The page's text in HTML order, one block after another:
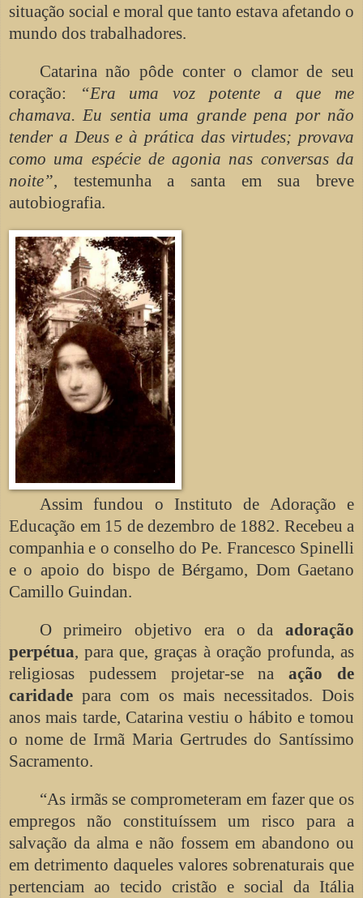
situação social e moral que tanto estava afetando o
mundo dos trabalhadores.
Catarina não pôde conter o clamor de seu
coração:
“Era uma voz potente a que me
chamava. Eu sentia uma grande pena por não
tender a Deus e à prática das virtudes; provava
como uma espécie de agonia nas conversas da
noite”, testemunha a santa em sua breve
autobiografia.
Assim fundou o Instituto de Adoração e
Educação em 15 de dezembro de 1882. Recebeu a
companhia e o conselho do Pe. Francesco Spinelli
e o apoio do bispo de Bérgamo, Dom Gaetano
Camillo Guindan.
O primeiro objetivo era o da adoração
perpétua, para que, graças à oração profunda, as
religiosas pudessem projetar-se naação de
caridade para com os mais necessitados. Dois
anos mais tarde, Catarina vestiu o hábito e tomou
o nome de Irmã Maria Gertrudes do Santíssimo
Sacramento.
“As irmãs se comprometeram em fazer que os
empregos não constituíssem um risco para a
salvação da alma e não fossem em abandono ou
em detrimento daqueles valores sobrenaturais que
pertenciam ao tecido cristão e social da Itália